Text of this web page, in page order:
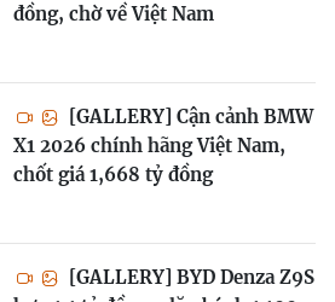
đồng, chờ về Việt Nam
[GALLERY] Cận cảnh BMW
X1 2026 chính hãng Việt Nam,
chốt giá 1,668 tỷ đồng
[GALLERY] BYD Denza Z9S